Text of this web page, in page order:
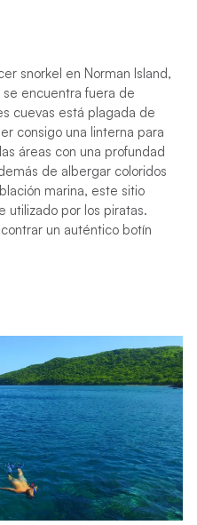
snorkel en Norman Island,
encuentra fuera de
cuevas está plagada de
consigo una linterna para
áreas con una profundad
de albergar coloridos
marina, este sitio
utilizado por los piratas.
un auténtico botín